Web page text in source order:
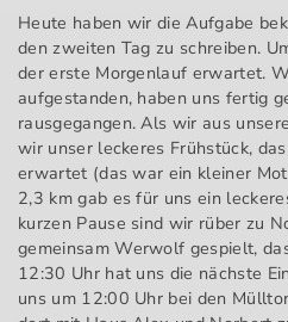
Heute haben wir die Aufgabe
den zweiten Tag zu schreiben.
der erste Morgenlauf erwartet.
aufgestanden, haben uns fertig
rausgegangen. Als wir aus
wir unser leckeres Frühstück,
erwartet (das war ein kleiner
2,3 km gab es für uns ein
kurzen Pause sind wir rüber zu
gemeinsam Werwolf gespielt,
12:30 Uhr hat uns die nächste
uns um 12:00 Uhr bei den